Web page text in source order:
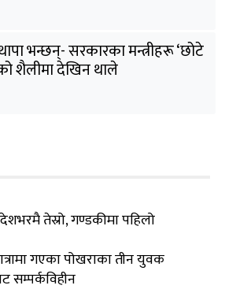
भन्छन्- सरकारका मन्त्रीहरू ‘छोटे
शैलीमा देखिन थाले
तेस्रो, गण्डकीमा पहिलो
गएका पोखराका तीन युवक
सम्पर्कविहीन